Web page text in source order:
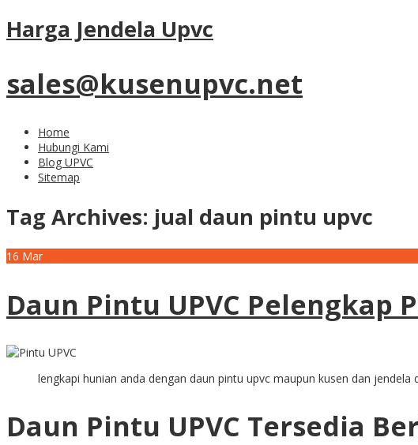
Harga Jendela Upvc
sales@kusenupvc.net
Home
Hubungi Kami
Blog UPVC
Sitemap
Tag Archives: jual daun pintu upvc
16 Mar
Daun Pintu UPVC Pelengkap
lengkapi hunian anda dengan daun pintu upvc maupun kusen dan jendela
Daun Pintu UPVC Tersedia